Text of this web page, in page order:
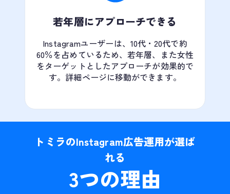
若年層にアプローチできる
Instagramユーザーは、10代・20代で約
60％を占めているため、若年層、また女性
をターゲットとしたアプローチが効果的で
す。詳細ページに移動ができます。
トミラのInstagram広告運用が選ば
れる
3つの理由